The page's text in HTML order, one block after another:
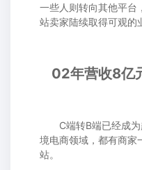
一些人则转向其他平台
站卖家陆续取得可观的
02年营收8亿
C端转B端已经成为
境电商领域，都有商家
站。